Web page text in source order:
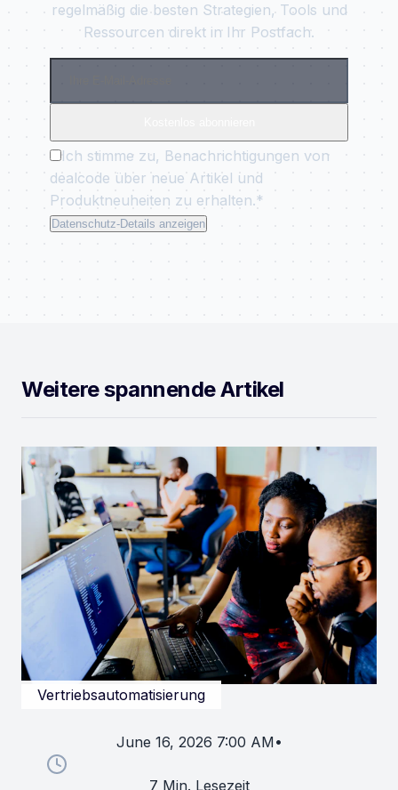
regelmäßig die besten Strategien, Tools und
Ressourcen direkt in Ihr Postfach.
Ich stimme zu, Benachrichtigungen von
dealcode über neue Artikel und
Produktneuheiten zu erhalten.*
Datenschutz-Details anzeigen
Weitere spannende Artikel
Vertriebsautomatisierung
June 16, 2026 7:00 AM•
7 Min. Lesezeit